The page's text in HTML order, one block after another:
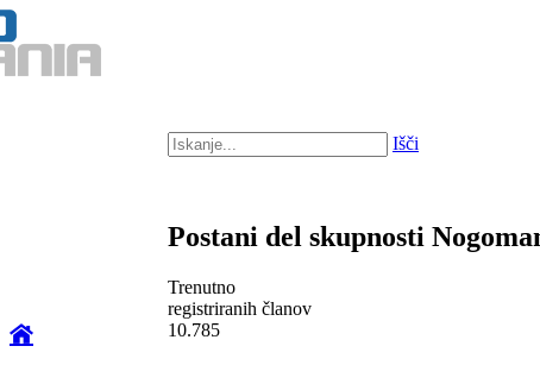
Išči
Postani del skupnosti
Trenutno
registriranih članov
10.785